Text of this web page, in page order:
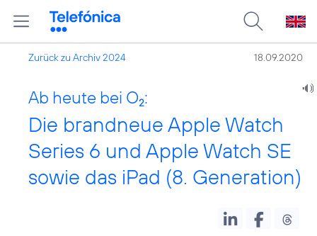
Zurück zu Archiv 2024 18.09.2020
Ab heute bei O2:
Die brandneue Apple Watch
Series 6 und Apple Watch SE
sowie das iPad (8. Generation)